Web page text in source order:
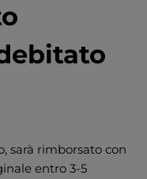
sarà rimborsato con
entro 3-5